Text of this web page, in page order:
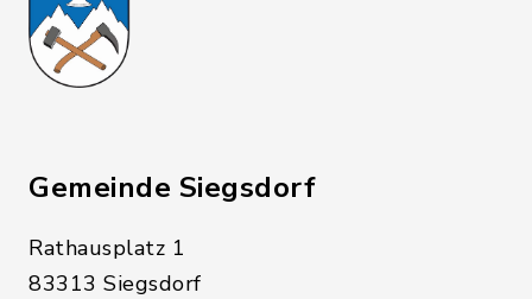
Gemeinde Siegsdorf
Rathausplatz 1
83313 Siegsdorf